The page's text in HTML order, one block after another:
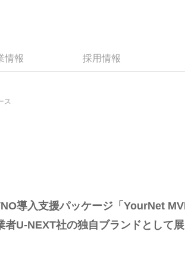
情報 採用情報
ス
導入支援パッケージ「YourNet
者U-NEXT社の独自ブランドとして